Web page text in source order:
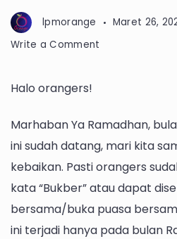
lpmorange Maret 26,
Write a Comment
Tradisi
Bukber,
Ajang
Diri
atau
Silaturahmi?
Halo orangers!
Marhaban Ya Ramadhan,
ini sudah datang, mari kita
kebaikan. Pasti orangers
kata “Bukber” atau dapat
bersama/buka puasa
ini terjadi hanya pada bulan